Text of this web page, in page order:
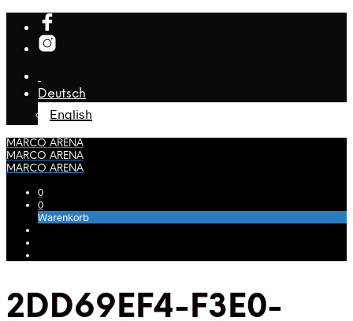
Deutsch
English
MARCO ARENA
MARCO ARENA
MARCO ARENA
0
0
Warenkorb
2DD69EF4-F3E0-